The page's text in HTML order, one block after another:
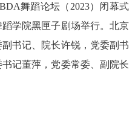
舞蹈论坛（2023）闭幕式
学院黑匣子剧场举行。北京
书记、院长许锐，党委副书
记董萍，党委常委、副院长